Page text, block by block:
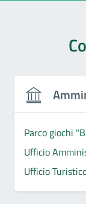
Parco giochi
Ufficio
Ufficio